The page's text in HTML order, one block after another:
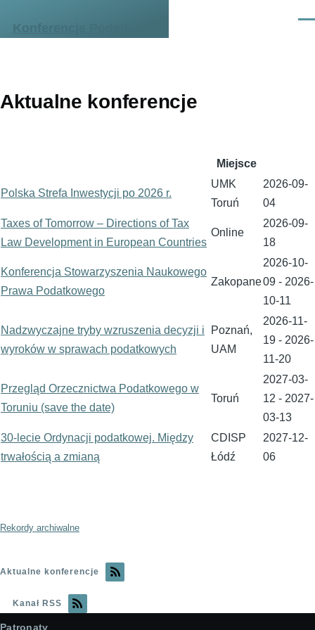
Konferencje Podatkowe
Aktualne konferencje
Miejsce
Polska Strefa Inwestycji po 2026 r.
UMK
Toruń
2026-09-
04
Taxes of Tomorrow – Directions of Tax
Law Development in European Countries
Online
2026-09-
18
Konferencja Stowarzyszenia Naukowego
Prawa Podatkowego
Zakopane
2026-10-
09 - 2026-
10-11
Nadzwyczajne tryby wzruszenia decyzji i
wyroków w sprawach podatkowych
Poznań,
UAM
2026-11-
19 - 2026-
11-20
Przegląd Orzecznictwa Podatkowego w
Toruniu (save the date)
Toruń
2027-03-
12 - 2027-
03-13
30-lecie Ordynacji podatkowej. Między
trwałością a zmianą
CDISP
Łódź
2027-12-
06
Rekordy archiwalne
Aktualne konferencje
Kanał RSS
Patronaty